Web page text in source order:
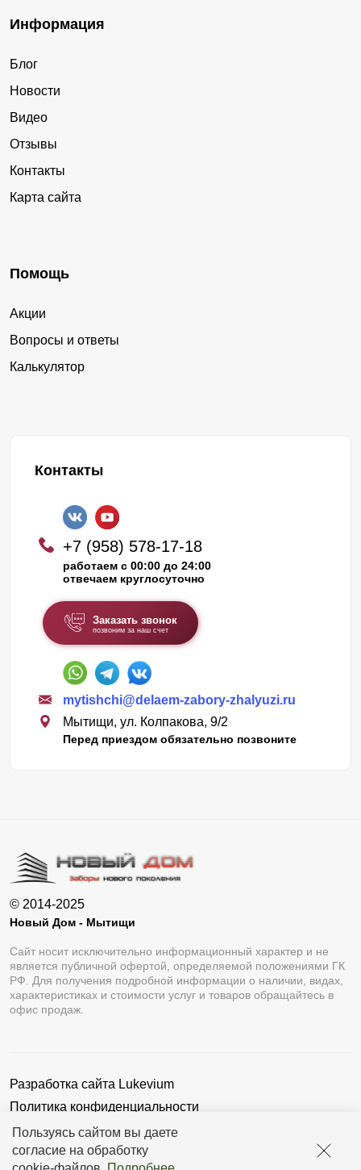
Пользуясь сайтом вы даете
согласие на обработку
Информация
Блог
Новости
Видео
Отзывы
Контакты
Карта сайта
Помощь
Акции
Вопросы и ответы
Калькулятор
Контакты
+7 (958) 578-17-18
работаем с 00:00 до 24:00
отвечаем круглосуточно
Заказать звонок
позвоним за наш счет
mytishchi@delaem-zabory-zhalyuzi.ru
Мытищи, ул. Колпакова, 9/2
Перед приездом обязательно позвоните
© 2014-2025
Новый Дом - Мытищи
Сайт носит исключительно информационный характер и не
является публичной офертой, определяемой положениями ГК
РФ. Для получения подробной информации о наличии, видах,
характеристиках и стоимости услуг и товаров обращайтесь в
офис продаж.
Разработка сайта Lukevium
Политика конфиденциальности
Пользовательское соглашение